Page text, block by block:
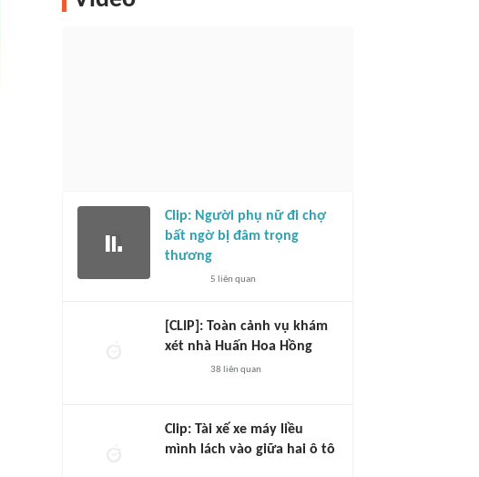
Clip: Người phụ nữ đi chợ
bất ngờ bị đâm trọng
thương
5 liên quan
[CLIP]: Toàn cảnh vụ khám
xét nhà Huấn Hoa Hồng
38 liên quan
Clip: Tài xế xe máy liều
mình lách vào giữa hai ô tô